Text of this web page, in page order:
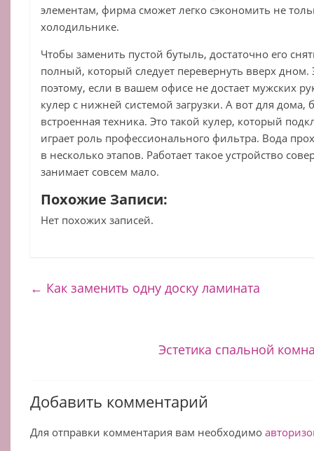
элементам, фирма сможет легко сэкономить не
холодильнике.
Чтобы заменить пустой бутыль, достаточно его
полный, который следует перевернуть вверх дном.
поэтому, если в вашем офисе не достает мужских
кулер с нижней системой загрузки. А вот для дома,
встроенная техника. Это такой кулер, который
играет роль профессионального фильтра. Вода
в несколько этапов. Работает такое устройство
занимает совсем мало.
Похожие Записи:
Нет похожих записей.
← Как заменить одну доску ламината
Эстетика спальной
Добавить комментарий
Для отправки комментария вам необходимо